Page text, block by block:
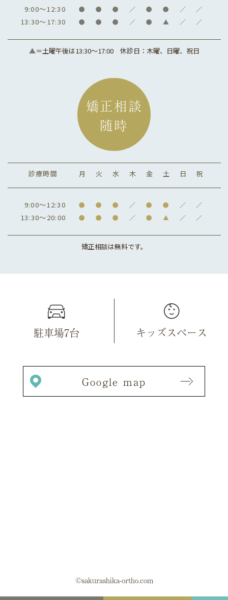
9:00～12:30 ● ● ● ／ ● ● ／ ／
13:30～17:30 ● ● ● ／ ● ▲ ／ ／
▲＝土曜午後は13:30～17:00休診日：木曜、日曜、祝日
矯正相談
随時
診療時間 月 火 水 木 金 土 日 祝
9:00～12:30 ● ● ● ／ ● ● ／ ／
13:30～20:00 ● ● ● ／ ● ▲ ／ ／
矯正相談は無料です。
駐車場7台 キッズスペース
Google map
©sakurashika-ortho.com